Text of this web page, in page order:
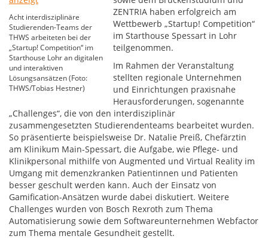
Acht interdisziplinäre
Studierenden-Teams der
THWS arbeiteten bei der
„Startup! Competition“ im
Starthouse Lohr an digitalen
und interaktiven
Lösungsansätzen (Foto:
THWS/Tobias Hestner)
ZENTRIA haben erfolgreich am
Wettbewerb „Startup! Competition“
im Starthouse Spessart in Lohr
teilgenommen.
Im Rahmen der Veranstaltung
stellten regionale Unternehmen
und Einrichtungen praxisnahe
Herausforderungen, sogenannte
„Challenges“, die von den interdisziplinär
zusammengesetzten Studierendenteams bearbeitet wurden.
So präsentierte beispielsweise Dr. Natalie Preiß, Chefärztin
am Klinikum Main-Spessart, die Aufgabe, wie Pflege- und
Klinikpersonal mithilfe von Augmented und Virtual Reality im
Umgang mit demenzkranken Patientinnen und Patienten
besser geschult werden kann. Auch der Einsatz von
Gamification-Ansätzen wurde dabei diskutiert. Weitere
Challenges wurden von Bosch Rexroth zum Thema
Automatisierung sowie dem Softwareunternehmen Webfactor
zum Thema mentale Gesundheit gestellt.